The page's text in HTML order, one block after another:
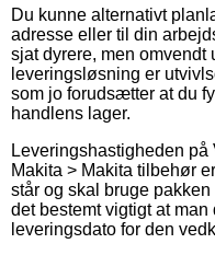
Du kunne alternativt
adresse eller til din
sjat dyrere, men
leveringsløsning er
som jo forudsætter at du
handlens lager.
Leveringshastigheden
Makita > Makita tilbehør
står og skal bruge
det bestemt vigtigt at
leveringsdato for den